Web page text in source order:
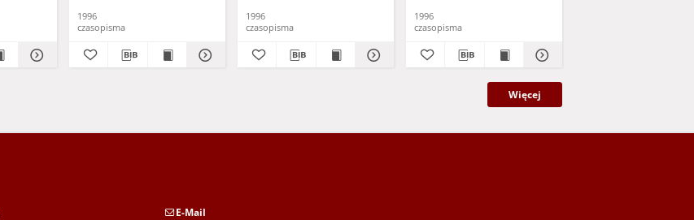
1996
czasopisma
1996
czasopisma
1996
czasopisma
Więcej
E-Mail